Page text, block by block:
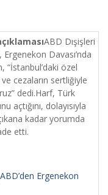
ABD Dışişleri
Ergenekon Davası’nda
“İstanbul’daki özel
cezaların sertliğiyle
dedi.Harf, Türk
açtığını, dolayısıyla
kadar yorumda
etti.
ABD’den Ergenekon